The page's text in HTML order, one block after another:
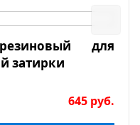
для
затирки
645 руб.